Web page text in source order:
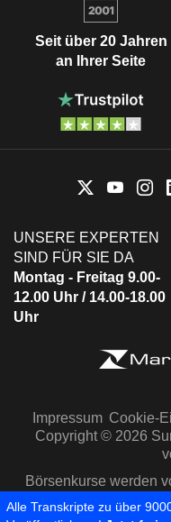
Seit über 20 Jahren
an Ihrer Seite
UNSERE EXPERTEN
SIND FÜR SIE DA
Montag - Freitag 9.00-
12.00 Uhr / 14.00-18.00
Uhr
Impressum Cookie-
Copyright © 2026
Börsenkurse werden
Capital IQ
Alle Transkripte zu über